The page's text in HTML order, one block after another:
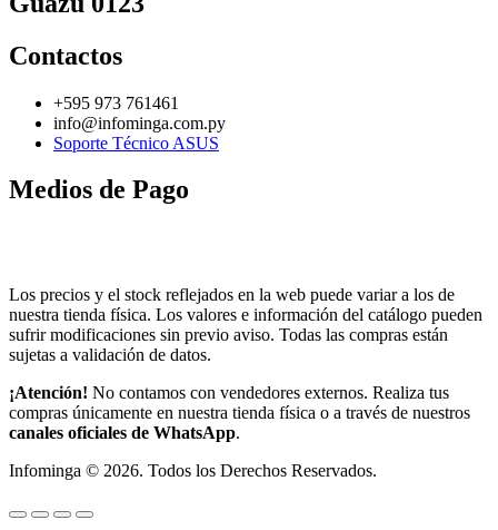
Contactos
+595 973 761461
info@infominga.com.py
Soporte Técnico ASUS
Medios de Pago
Los precios y el stock reflejados en la web puede variar a los de
nuestra tienda física. Los valores e información del catálogo pueden
sufrir modificaciones sin previo aviso. Todas las compras están
sujetas a validación de datos.
¡Atención! No contamos con vendedores externos. Realiza tus
compras únicamente en nuestra tienda física o a través de nuestros
canales oficiales de WhatsApp.
Infominga © 2026. Todos los Derechos Reservados.